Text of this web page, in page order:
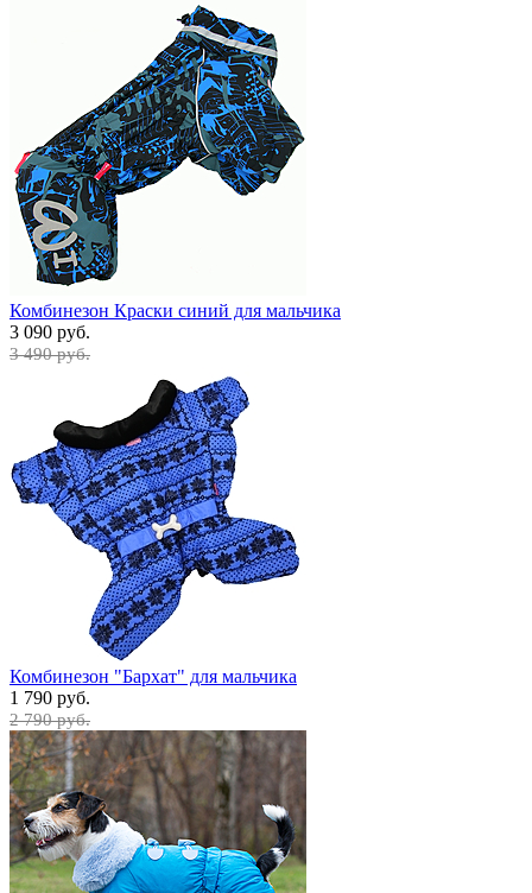
Комбинезон Краски синий для мальчика
3 090 руб.
3 490 руб.
Комбинезон "Бархат" для мальчика
1 790 руб.
2 790 руб.